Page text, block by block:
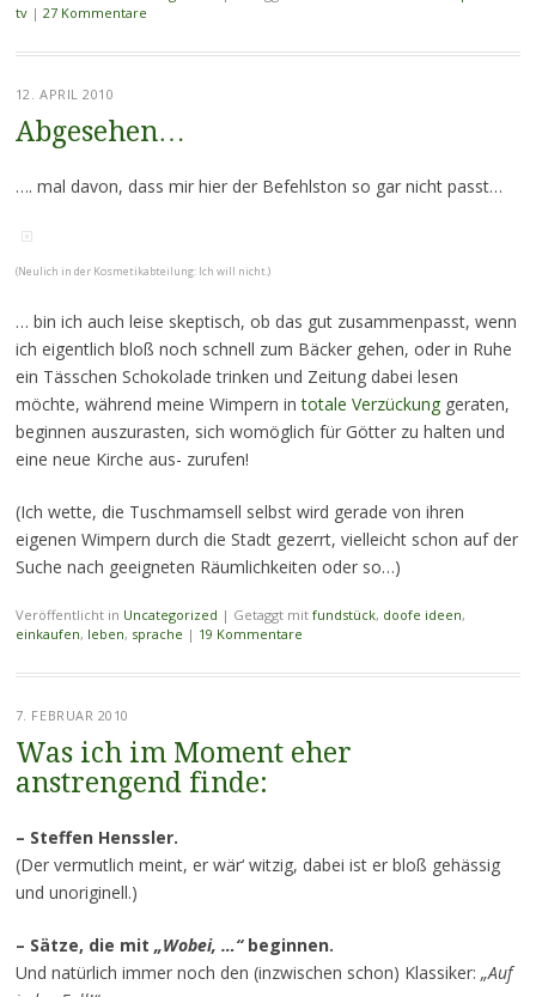
tv | 27 Kommentare
12. APRIL 2010
Abgesehen…
…. mal davon, dass mir hier der Befehlston so gar nicht passt…
(Neulich in der Kosmetikabteilung: Ich will nicht.)
… bin ich auch leise skeptisch, ob das gut zusammenpasst, wenn
ich eigentlich bloß noch schnell zum Bäcker gehen, oder in Ruhe
ein Tässchen Schokolade trinken und Zeitung dabei lesen
möchte, während meine Wimpern intotale Verzückung geraten,
beginnen auszurasten, sich womöglich für Götter zu halten und
eine neue Kirche aus- zurufen!
(Ich wette, die Tuschmamsell selbst wird gerade von ihren
eigenen Wimpern durch die Stadt gezerrt, vielleicht schon auf der
Suche nach geeigneten Räumlichkeiten oder so…)
Veröffentlicht in Uncategorized | Getaggt mit fundstück, doofe ideen,
einkaufen, leben, sprache | 19 Kommentare
7. FEBRUAR 2010
Was ich im Moment eher
anstrengend finde:
– Steffen Henssler.
(Der vermutlich meint, er wär‘ witzig, dabei ist er bloß gehässig
und unoriginell.)
– Sätze, die mit „Wobei, …“beginnen.
Und natürlich immer noch den (inzwischen schon) Klassiker: „Auf